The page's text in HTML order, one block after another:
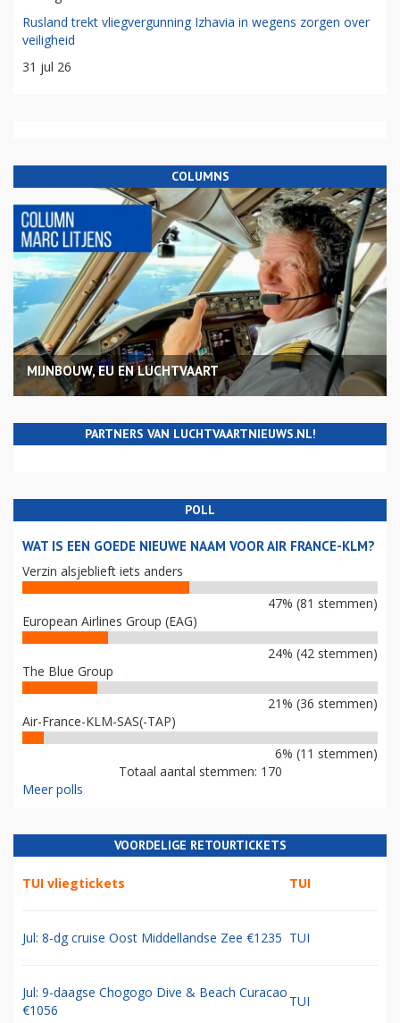
Rusland trekt vliegvergunning Izhavia in wegens zorgen over
veiligheid
31 jul 26
COLUMNS
MIJNBOUW, EU EN LUCHTVAART
PARTNERS VAN LUCHTVAARTNIEUWS.NL!
POLL
WAT IS EEN GOEDE NIEUWE NAAM VOOR AIR FRANCE-KLM?
Verzin alsjeblieft iets anders
47% (81 stemmen)
European Airlines Group (EAG)
24% (42 stemmen)
The Blue Group
21% (36 stemmen)
Air-France-KLM-SAS(-TAP)
6% (11 stemmen)
Totaal aantal stemmen: 170
Meer polls
VOORDELIGE RETOURTICKETS
TUI vliegtickets TUI
Jul: 8-dg cruise Oost Middellandse Zee €1235 TUI
Jul: 9-daagse Chogogo Dive & Beach Curacao
€1056
TUI